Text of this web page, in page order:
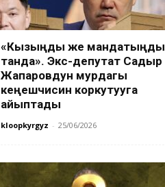
«Кызыңды же мандатыңды
танда». Экс-депутат Садыр
Жапаровдун мурдагы
кеңешчисин коркутууга
айыптады
kloopkyrgyz - 25/06/2026